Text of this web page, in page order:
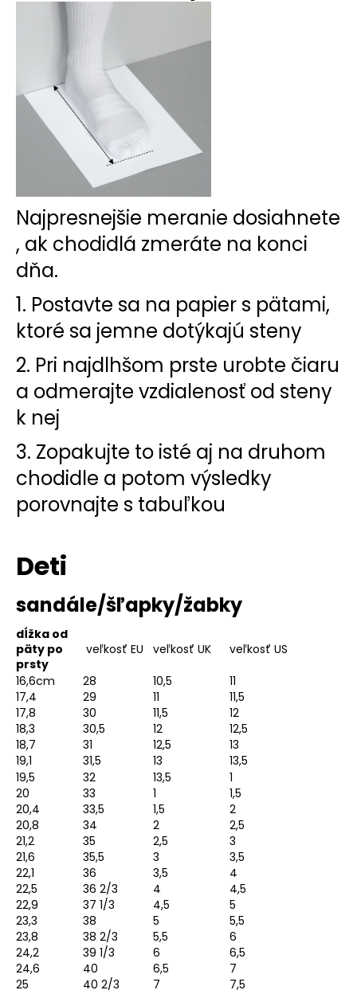
Najpresnejšie meranie dosiahnete
, ak chodidlá zmeráte na konci
dňa.
1. Postavte sa na papier s pätami,
ktoré sa jemne dotýkajú steny
2. Pri najdlhšom prste urobte čiaru
a odmerajte vzdialenosť od steny
k nej
3. Zopakujte to isté aj na druhom
chodidle a potom výsledky
porovnajte s tabuľkou
Deti
sandále/šľapky/žabky
dĺžka od
päty po
prsty
veľkosť EU veľkosť UK
veľkosť US
16,6cm
28 10,5
11
17,4
29 11
11,5
17,8
30 11,5
12
18,3
30,5 12
12,5
18,7
31 12,5
13
19,1
31,5 13
13,5
19,5
32 13,5
1
20
33 1
1,5
20,4
33,5 1,5
2
20,8
34 2
2,5
21,2
35 2,5
3
21,6
35,5 3
3,5
22,1
36 3,5
4
22,5
36 2/3 4
4,5
22,9
37 1/3 4,5
5
23,3
38 5
5,5
23,8
38 2/3 5,5
6
24,2
39 1/3 6
6,5
24,6
40 6,5
7
25
40 2/3 7 7,5
PÁNSKA
OBUV
REEBOK
BIELE
BS9523
€32,80